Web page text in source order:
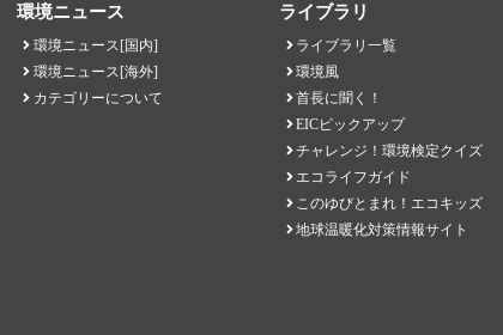
環境ニュース
環境ニュース[国内]
環境ニュース[海外]
カテゴリーについて
ライブラリ
ライブラリ一覧
環境風
首長に聞く！
EICピックアップ
チャレンジ！環境検定クイズ
エコライフガイド
このゆびとまれ！エコキッズ
地球温暖化対策情報サイト